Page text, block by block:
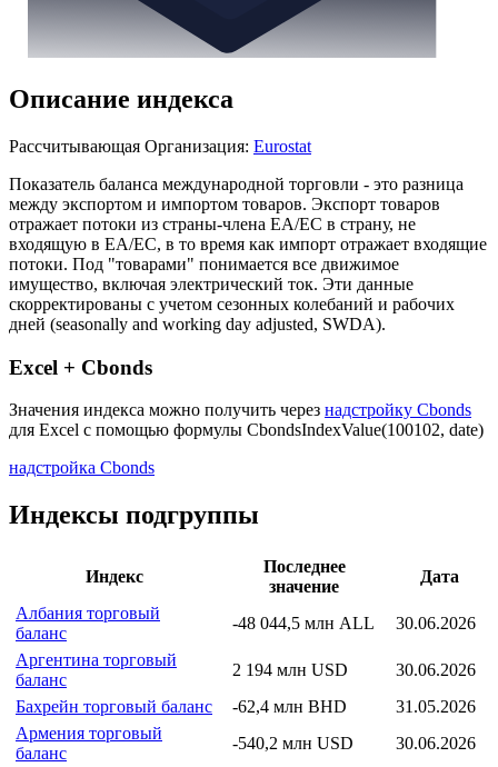
Описание индекса
Рассчитывающая Организация: Eurostat
Показатель баланса международной торговли - это разница
между экспортом и импортом товаров. Экспорт товаров
отражает потоки из страны-члена ЕА/ЕС в страну, не
входящую в ЕА/ЕС, в то время как импорт отражает входящие
потоки. Под "товарами" понимается все движимое
имущество, включая электрический ток. Эти данные
скорректированы с учетом сезонных колебаний и рабочих
дней (seasonally and working day adjusted, SWDA).
Excel + Cbonds
для Excel с помощью формулы
Индексы подгруппы
Индекс
значение
Албания торговый
баланс
-48 044,5 млн ALL
30.06.2026
Аргентина торговый
баланс
2 194 млн USD
30.06.2026